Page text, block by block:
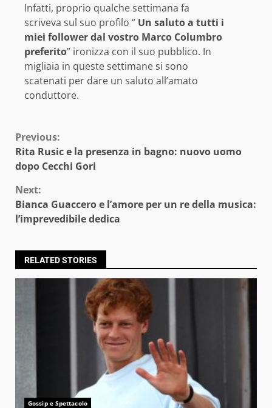
Infatti, proprio qualche settimana fa
scriveva sul suo profilo “ Un saluto a tutti i
miei follower dal vostro Marco Columbro
preferito” ironizza con il suo pubblico. In
migliaia in queste settimane si sono
scatenati per dare un saluto all’amato
conduttore.
Continue
Reading
Previous:
Rita Rusic e la presenza in bagno: nuovo uomo
dopo Cecchi Gori
Next:
Bianca Guaccero e l’amore per un re della musica:
l’imprevedibile dedica
RELATED STORIES
Gossip e Spettacolo